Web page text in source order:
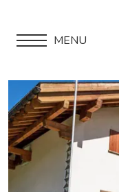
MENU
APARTMENTS
LOCATION